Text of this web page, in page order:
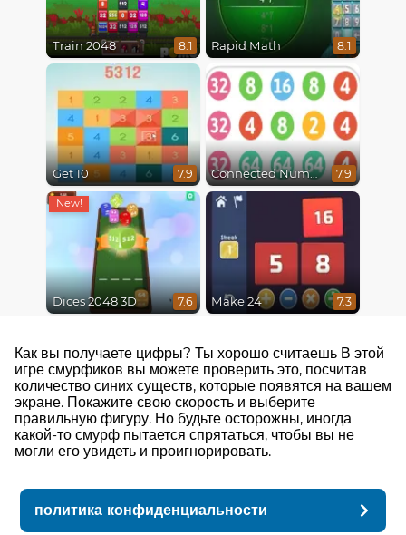
Train 2048 8.1 Rapid Math 8.1
Get 10 7.9 Connected Numbers 7.9
Dices 2048 3D 7.6 Make 24 7.3
Как вы получаете цифры? Ты хорошо считаешь В этой
игре смурфиков вы можете проверить это, посчитав
количество синих существ, которые появятся на вашем
экране. Покажите свою скорость и выберите
правильную фигуру. Но будьте осторожны, иногда
какой-то смурф пытается спрятаться, чтобы вы не
могли его увидеть и проигнорировать.
политика конфиденциальности